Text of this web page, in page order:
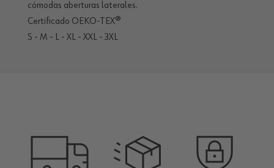
cómodas aberturas laterales.
Certificado OEKO-TEX®
S - M - L - XL - XXL - 3XL